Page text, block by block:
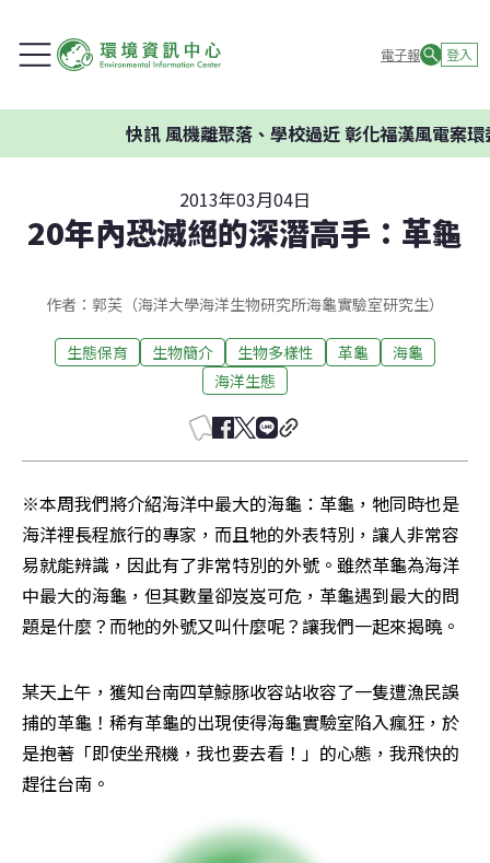
電子報 登入
風機離聚落、學校過近 彰化福漢風電案環委建議不
2013年03月04日
20年內恐滅絕的深潛高手：革龜
作者：郭芙（海洋大學海洋生物研究所海龜實驗室研究生）
生態保育 生物簡介 生物多樣性 革龜
海龜
海洋生態
※本周我們將介紹海洋中最大的海龜：革龜，牠同時也是
海洋裡長程旅行的專家，而且牠的外表特別，讓人非常容
易就能辨識，因此有了非常特別的外號。雖然革龜為海洋
中最大的海龜，但其數量卻岌岌可危，革龜遇到最大的問
題是什麼？而牠的外號又叫什麼呢？讓我們一起來揭曉。
某天上午，獲知台南四草鯨豚收容站收容了一隻遭漁民誤
捕的革龜！稀有革龜的出現使得海龜實驗室陷入瘋狂，於
是抱著「即使坐飛機，我也要去看！」的心態，我飛快的
趕往台南。